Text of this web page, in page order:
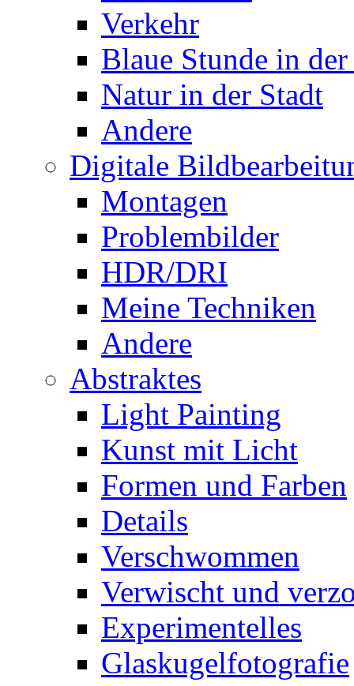
Verkehr
Blaue Stunde in
Natur in der Stadt
Andere
Digitale
Montagen
Problembilder
HDR/DRI
Meine Techniken
Andere
Abstraktes
Light Painting
Kunst mit Licht
Formen und Farben
Details
Verschwommen
Verwischt und
Experimentelles
Glaskugelfotografie